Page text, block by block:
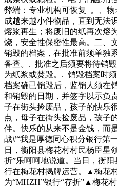
弊端：专业机构可恢复 。、物
成越来越小件物品，直到无法
熔浆再生；将废旧的纸再次熔
烧，安全性保密性最高。二、
销毁的档案，在批准前须单独
备查。. 批准之后须要将待销
为纸浆或焚毁。. 销毁档案时
档案确已销毁后，监销人须在
和销毁的日期，并签字以示负
子在街头捡废品，孩子的快乐
点，母子在街头捡废品，孩子
伴。快乐的从来不是金钱，而
战#“我是厚德同心积分银行第
日，衡阳县梅花村村民杨臣星
折”乐呵呵地说道。当日，衡
行在梅花村揭牌运营。▲梅花
为“MHZH”银行“存折”▲梅花